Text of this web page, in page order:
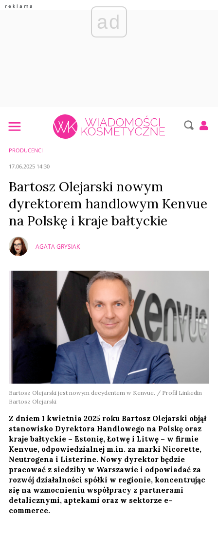
ad
PRODUCENCI
17.06.2025 14:30
Bartosz Olejarski nowym
dyrektorem handlowym Kenvue
na Polskę i kraje bałtyckie
AGATA GRYSIAK
Bartosz Olejarski jest nowym decydentem w Kenvue. / Profil Linkedin
Bartosz Olejarski
Z dniem 1 kwietnia 2025 roku Bartosz Olejarski objął
stanowisko Dyrektora Handlowego na Polskę oraz
kraje bałtyckie – Estonię, Łotwę i Litwę – w firmie
Kenvue, odpowiedzialnej m.in. za marki Nicorette,
Neutrogena i Listerine. Nowy dyrektor będzie
pracować z siedziby w Warszawie i odpowiadać za
rozwój działalności spółki w regionie, koncentrując
się na wzmocnieniu współpracy z partnerami
detalicznymi, aptekami oraz w sektorze e-
commerce.